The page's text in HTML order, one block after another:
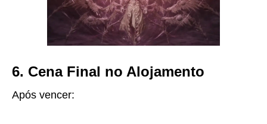
6. Cena Final no Alojamento
Após vencer: